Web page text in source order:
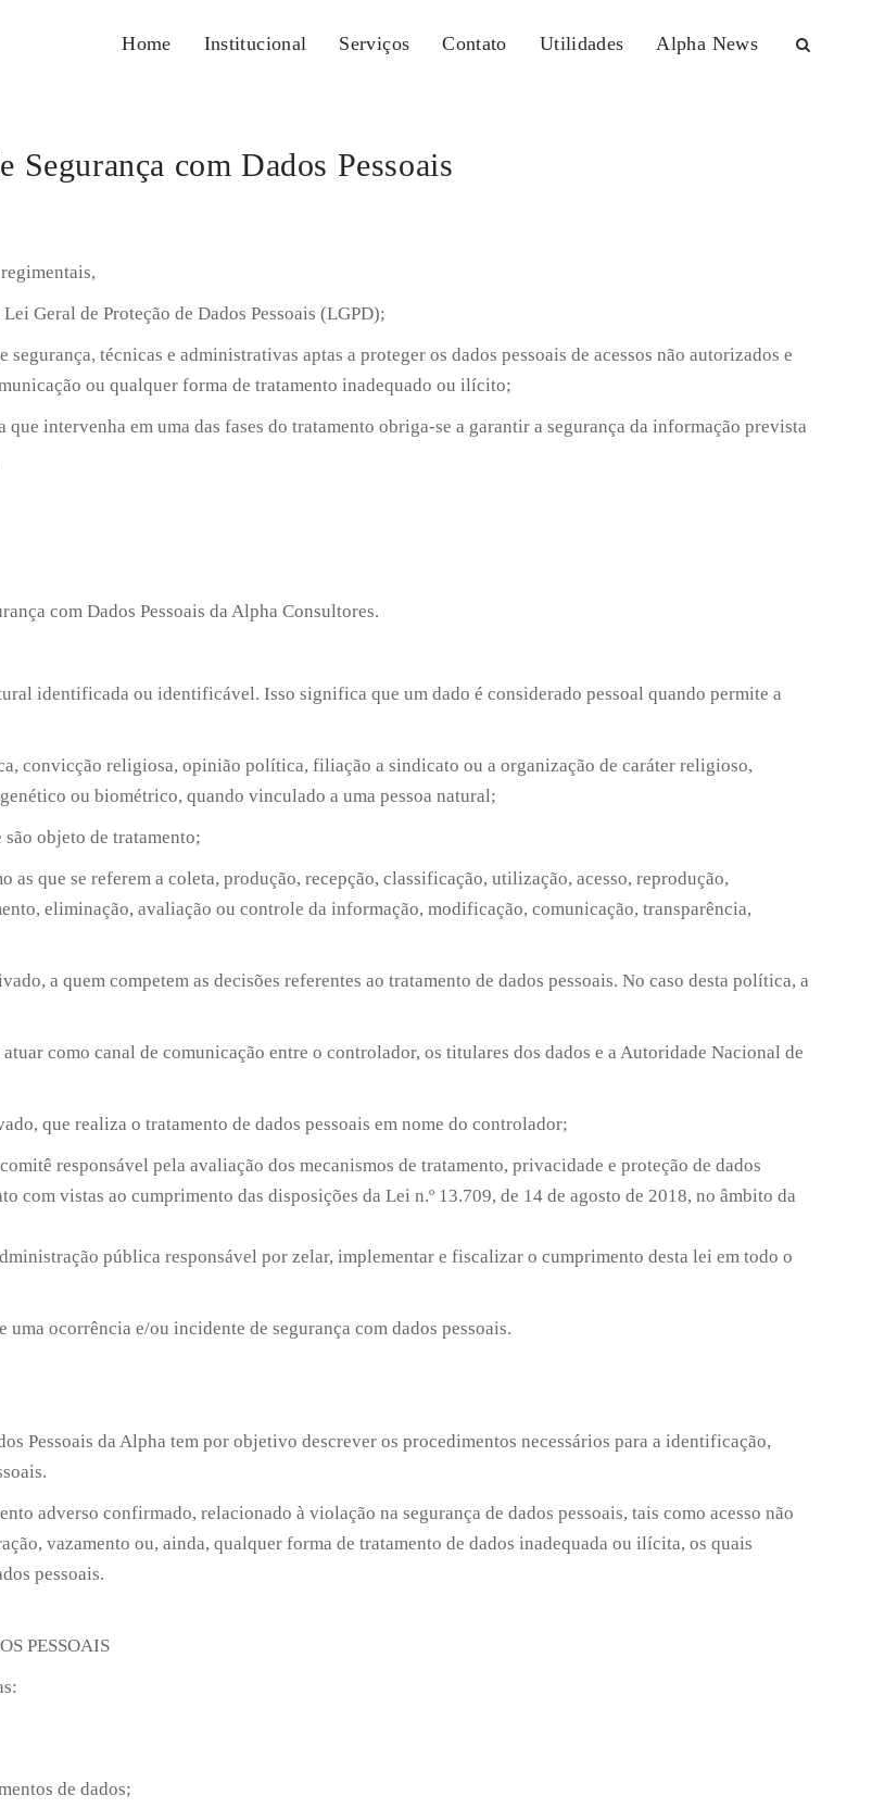
Home Institucional Serviços Contato Utilidades Alpha News
com Dados Pessoais
Geral de Proteção de Dados Pessoais (LGPD);
técnicas e administrativas aptas a proteger os dados pessoais de acessos não autorizados e
ou qualquer forma de tratamento inadequado ou ilícito;
intervenha em uma das fases do tratamento obriga-se a garantir a segurança da informação prevista
com Dados Pessoais da Alpha Consultores.
identificada ou identificável. Isso significa que um dado é considerado pessoal quando permite a
convicção religiosa, opinião política, filiação a sindicato ou a organização de caráter religioso,
ou biométrico, quando vinculado a uma pessoa natural;
objeto de tratamento;
as que se referem a coleta, produção, recepção, classificação, utilização, acesso, reprodução,
eliminação, avaliação ou controle da informação, modificação, comunicação, transparência,
a quem competem as decisões referentes ao tratamento de dados pessoais. No caso desta política, a
como canal de comunicação entre o controlador, os titulares dos dados e a Autoridade Nacional de
que realiza o tratamento de dados pessoais em nome do controlador;
responsável pela avaliação dos mecanismos de tratamento, privacidade e proteção de dados
com vistas ao cumprimento das disposições da Lei n.º 13.709, de 14 de agosto de 2018, no âmbito da
pública responsável por zelar, implementar e fiscalizar o cumprimento desta lei em todo o
ocorrência e/ou incidente de segurança com dados pessoais.
Pessoais da Alpha tem por objetivo descrever os procedimentos necessários para a identificação,
adverso confirmado, relacionado à violação na segurança de dados pessoais, tais como acesso não
vazamento ou, ainda, qualquer forma de tratamento de dados inadequada ou ilícita, os quais
pessoais.
PESSOAIS
de dados;